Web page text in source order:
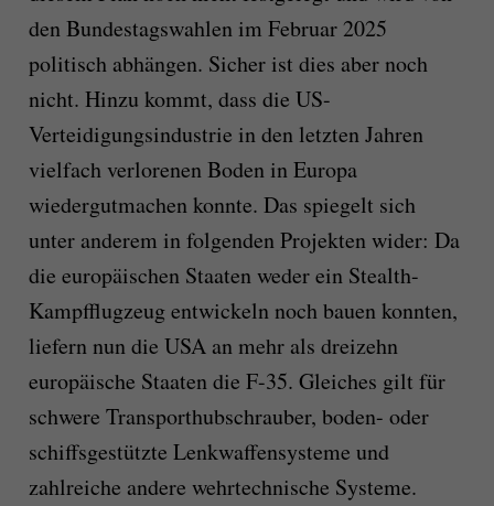
den Bundestagswahlen im Februar 2025
politisch abhängen. Sicher ist dies aber noch
nicht. Hinzu kommt, dass die US-
Verteidigungsindustrie in den letzten Jahren
vielfach verlorenen Boden in Europa
wiedergutmachen konnte. Das spiegelt sich
unter anderem in folgenden Projekten wider: Da
die europäischen Staaten weder ein Stealth-
Kampfflugzeug entwickeln noch bauen konnten,
liefern nun die USA an mehr als dreizehn
europäische Staaten die F-35. Gleiches gilt für
schwere Transporthubschrauber, boden- oder
schiffsgestützte Lenkwaffensysteme und
zahlreiche andere wehrtechnische Systeme.